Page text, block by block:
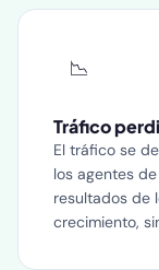
📉
Tráfico
El tráfico se
los agentes
resultados de
crecimiento,